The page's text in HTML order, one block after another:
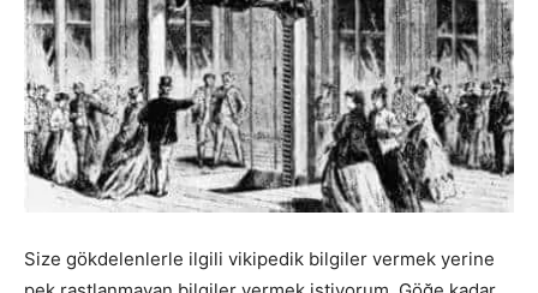
Size gökdelenlerle ilgili vikipedik bilgiler vermek yerine